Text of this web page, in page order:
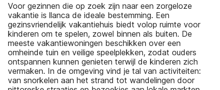
Voor gezinnen die op zoek zijn naar een zorgeloze
vakantie is llanca de ideale bestemming. Een
gezinsvriendelijk vakantiehuis biedt volop ruimte voor
kinderen om te spelen, zowel binnen als buiten. De
meeste vakantiewoningen beschikken over een
omheinde tuin en veilige speelplekken, zodat ouders
ontspannen kunnen genieten terwijl de kinderen zich
vermaken. In de omgeving vind je tal van activiteiten:
van snorkelen aan het strand tot wandelingen door